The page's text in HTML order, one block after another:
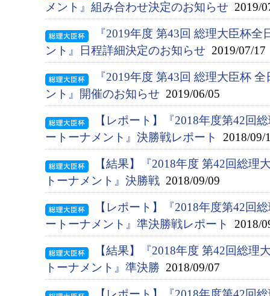
メント』組み合わせ決定のお知らせ 2019/
『2019年度 第43回 総理大臣杯
ント』日程詳細決定のお知らせ 2019/07/17
『2019年度 第43回 総理大臣杯
ント』開催のお知らせ 2019/06/05
【レポート】『2018年度第42回
ートーナメント』決勝戦レポート
2018/09/
【結果】『2018年度 第42回総理
トーナメント』決勝戦 2018/09/09
【レポート】『2018年度第42回
ートーナメント』準決勝戦レポート
2018/
【結果】『2018年度 第42回総理
トーナメント』準決勝 2018/09/07